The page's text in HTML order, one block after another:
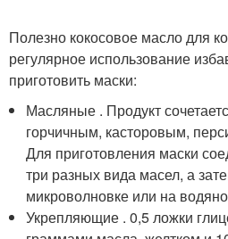
Полезно кокосовое масло для
регулярное использование
приготовить маски:
Масляные . Продукт
горчичным, касторовым,
Для приготовления маски
три разных вида масел, а
микроволновке или на
Укрепляющие . 0,5 ложки